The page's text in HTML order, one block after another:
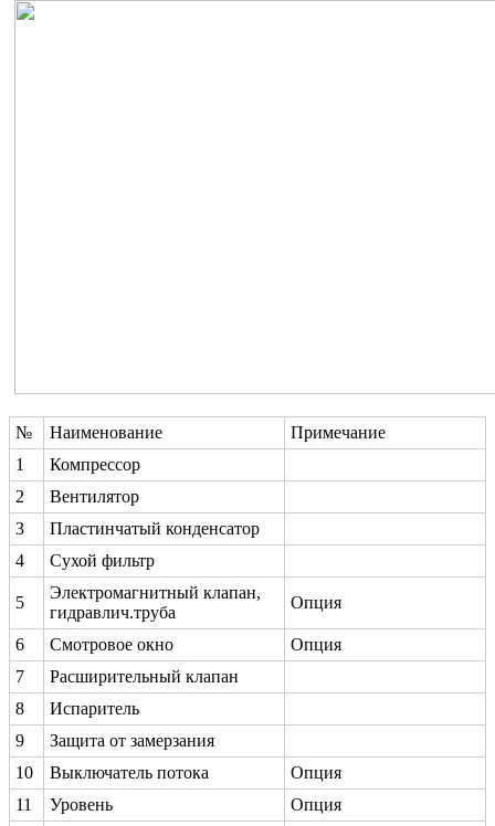
№ Наименование
Примечание
1
Компрессор
2
Вентилятор
3
Пластинчатый конденсатор
4
Сухой фильтр
5
Электромагнитный клапан,
гидравлич.труба
Опция
6 Смотровое окно
Опция
7
Расширительный клапан
8
Испаритель
9
Защита от замерзания
10
Выключатель потока
Опция
11
Уровень
Опция